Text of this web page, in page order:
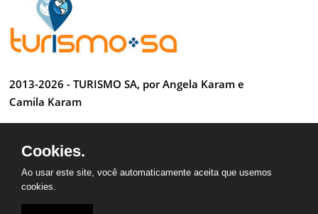
2013-2026 - TURISMO SA, por Angela Karam e
Camila Karam
Desenvolvido por Anderson Luiz
Cookies.
Ao usar este site, você automaticamente aceita que usemos
cookies.